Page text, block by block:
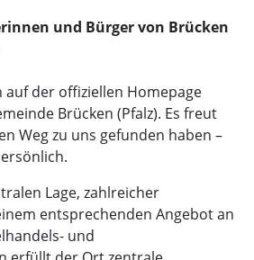
und Bürger von Brücken
der offiziellen Homepage
Brücken (Pfalz). Es freut
Weg zu uns gefunden haben –
Lage, zahlreicher
entsprechenden Angebot an
und